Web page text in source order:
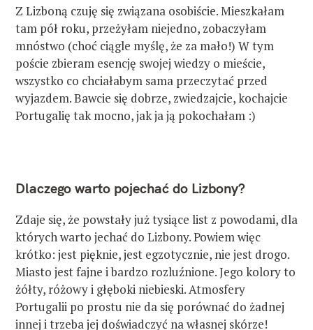
Z Lizboną czuję się związana osobiście. Mieszkałam
tam pół roku, przeżyłam niejedno, zobaczyłam
mnóstwo (choć ciągle myślę, że za mało!) W tym
poście zbieram esencję swojej wiedzy o mieście,
wszystko co chciałabym sama przeczytać przed
wyjazdem. Bawcie się dobrze, zwiedzajcie, kochajcie
Portugalię tak mocno, jak ja ją pokochałam :)
Dlaczego warto pojechać do Lizbony?
Zdaje się, że powstały już tysiące list z powodami, dla
których warto jechać do Lizbony. Powiem więc
krótko: jest pięknie, jest egzotycznie, nie jest drogo.
Miasto jest fajne i bardzo rozluźnione. Jego kolory to
żółty, różowy i głęboki niebieski. Atmosfery
Portugalii po prostu nie da się porównać do żadnej
innej i trzeba jej doświadczyć na własnej skórze!